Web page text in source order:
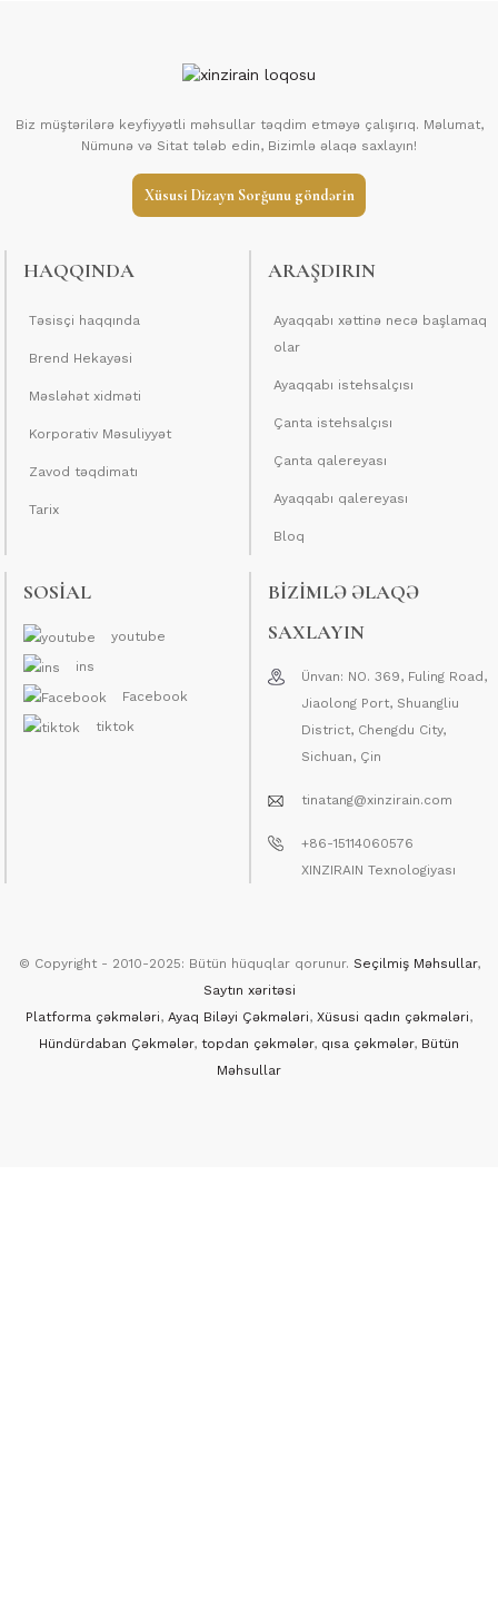
Biz müştərilərə keyfiyyətli məhsullar təqdim etməyə çalışırıq. Məlumat,
Nümunə və Sitat tələb edin, Bizimlə əlaqə saxlayın!
Xüsusi Dizayn Sorğunu göndərin
HAQQINDA
Təsisçi haqqında
Brend Hekayəsi
Məsləhət xidməti
Korporativ Məsuliyyət
Zavod təqdimatı
Tarix
ARAŞDIRIN
Ayaqqabı xəttinə necə başlamaq
olar
Ayaqqabı istehsalçısı
Çanta istehsalçısı
Çanta qalereyası
Ayaqqabı qalereyası
Bloq
SOSİAL
youtube
ins
Facebook
tiktok
BIZIMLƏ ƏLAQƏ
SAXLAYIN
Ünvan: NO. 369, Fuling Road,
Jiaolong Port, Shuangliu
District, Chengdu City,
Sichuan, Çin
tinatang@xinzirain.com
+86-15114060576
XINZIRAIN Texnologiyası
© Copyright - 2010-2025: Bütün hüquqlar qorunur. Seçilmiş Məhsullar,
Saytın xəritəsi
Platforma çəkmələri, Ayaq Biləyi Çəkmələri, Xüsusi qadın çəkmələri,
Hündürdaban Çəkmələr, topdan çəkmələr, qısa çəkmələr, Bütün
Məhsullar